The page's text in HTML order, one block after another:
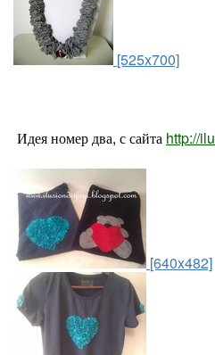
[525x700]
Идея номер два, с сайта http://
[640x482]